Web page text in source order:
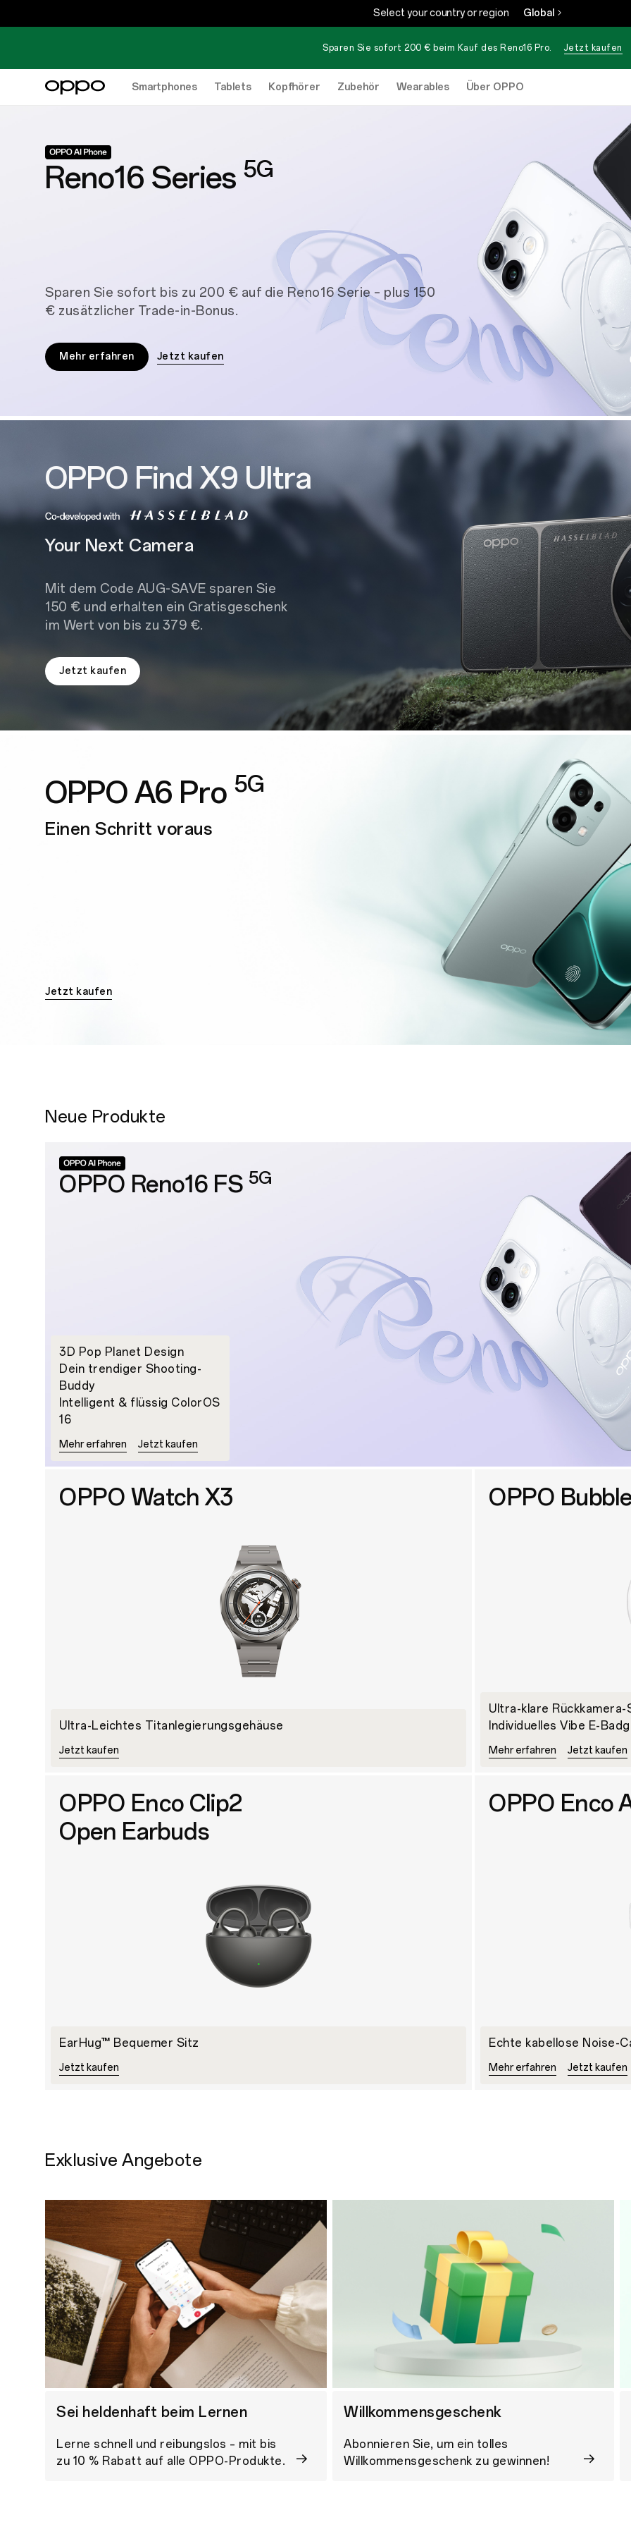
Select your country or region Global
Sparen Sie sofort 200 € beim Kauf des Reno16 Pro. Jetzt kaufen
Smartphones Tablets Kopfhörer Zubehör Wearables Über OPPO
Reno16 Series 5G
Sparen Sie sofort bis zu 200 € auf die Reno16 Serie – plus 150
€ zusätzlicher Trade-in-Bonus.
Mehr erfahren Jetzt kaufen
OPPO Find X9 Ultra
Your Next Camera
Mit dem Code AUG-SAVE sparen Sie
150 € und erhalten ein Gratisgeschenk
im Wert von bis zu 379 €.
Jetzt kaufen
OPPO A6 Pro 5G
Einen Schritt voraus
Jetzt kaufen
Neue Produkte
OPPO Reno16 FS 5G
3D Pop Planet Design
Dein trendiger Shooting-
Buddy
Intelligent & flüssig ColorOS
16
Mehr erfahren Jetzt kaufen
OPPO Watch X3
Ultra-Leichtes Titanlegierungsgehäuse
Jetzt kaufen
OPPO
Ultra-klare
Individuelles Vibe E-
Mehr erfahren Jetzt kaufen
OPPO Enco Clip2
Open Earbuds
EarHug™ Bequemer Sitz
Jetzt kaufen
OPPO Enco
Echte kabellose Noise-
Mehr erfahren Jetzt kaufen
Exklusive Angebote
Sei heldenhaft beim Lernen
Lerne schnell und reibungslos – mit bis
zu 10 % Rabatt auf alle OPPO-Produkte.
Willkommensgeschenk
Abonnieren Sie, um ein tolles
Willkommensgeschenk zu gewinnen!